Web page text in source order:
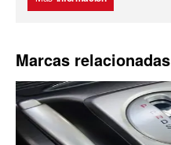
Marcas relacionadas